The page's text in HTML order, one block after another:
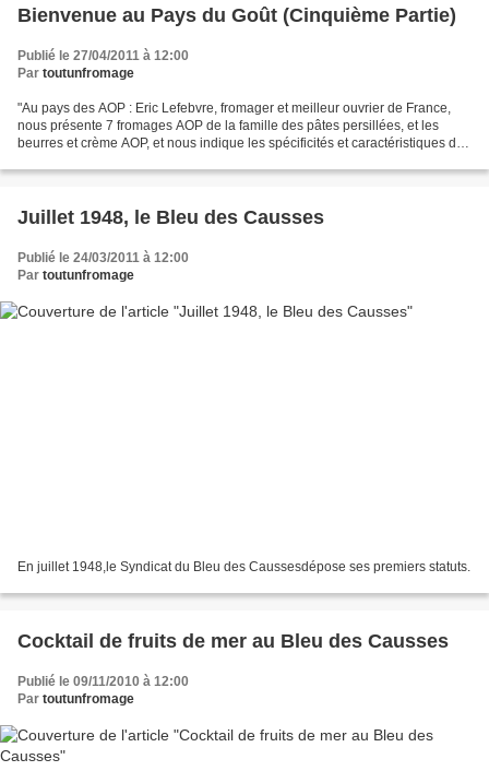
Bienvenue au Pays du Goût (Cinquième Partie)
Publié le 27/04/2011 à 12:00
Par toutunfromage
"Au pays des AOP : Eric Lefebvre, fromager et meilleur ouvrier de France,
nous présente 7 fromages AOP de la famille des pâtes persillées, et les
beurres et crème AOP, et nous indique les spécificités et caractéristiques de
Juillet 1948, le Bleu des Causses
Publié le 24/03/2011 à 12:00
Par toutunfromage
En juillet 1948,le Syndicat du Bleu des Caussesdépose ses premiers statuts.
Cocktail de fruits de mer au Bleu des Causses
Publié le 09/11/2010 à 12:00
Par toutunfromage